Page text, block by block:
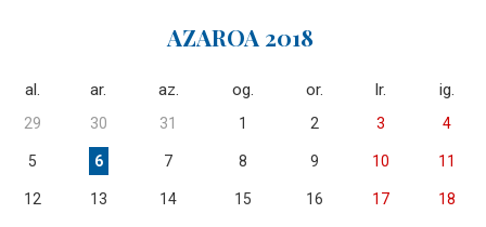
AZAROA 2018
al. ar. az. og. or. lr. ig.
29 30 31 1 2 3 4
5 6 7 8 9 10 11
12 13 14 15 16 17 18